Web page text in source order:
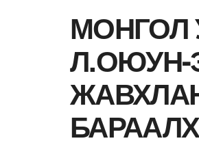
МОНГОЛ
Л.ОЮУН-